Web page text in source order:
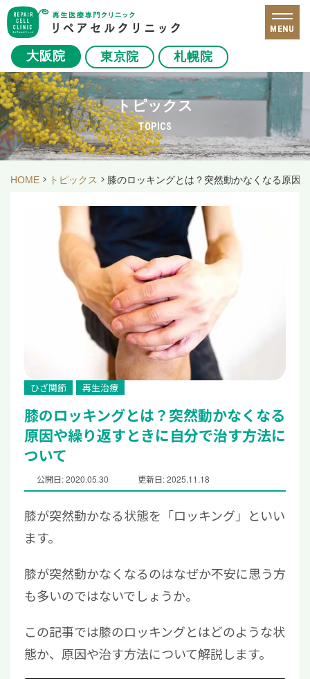
大阪院 東京院 札幌院
MENU
トピックス
TOPICS
HOME トピックス 膝のロッキングとは？突然動かなくなる原因
ひざ関節 再生治療
膝のロッキングとは？突然動かなくなる
原因や繰り返すときに自分で治す方法に
ついて
公開日: 2020.05.30 更新日: 2025.11.18
膝が突然動かなる状態を「ロッキング」といい
ます。
膝が突然動かなくなるのはなぜか不安に思う方
も多いのではないでしょうか。
この記事では膝のロッキングとはどのような状
態か、原因や治す方法について解説します。